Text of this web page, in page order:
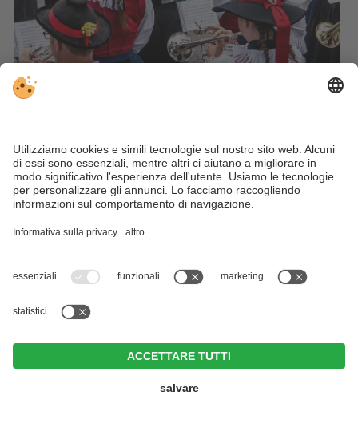
Meteo e clima in giugno in Val Pusteria
Giugno in Val Pusteria è caratterizzato daun clima
prevalentemente piacevole di inizio estate
montagna rimangono gradevoli. Qualche pioggia rinfresca
località principale della Val Pusteria, le massime giornaliere
giugno offre buone condizioni per le attività all’aperto, con